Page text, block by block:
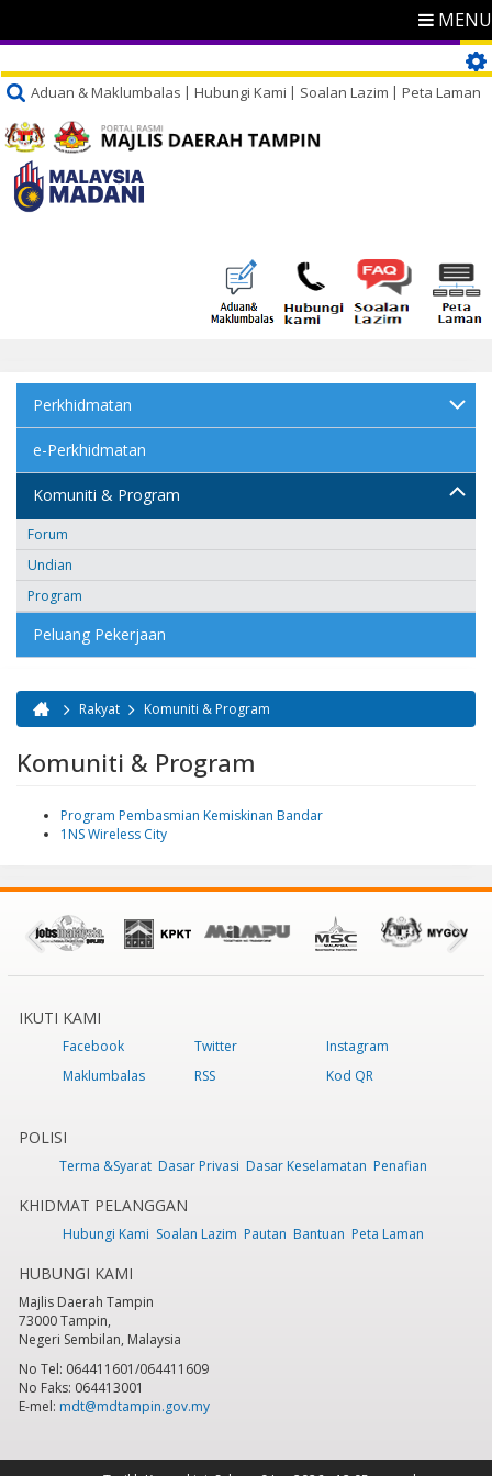
MENU
Aduan & Maklumbalas Hubungi Kami Soalan Lazim Peta Laman
Perkhidmatan
e-Perkhidmatan
Komuniti & Program
Forum
Undian
Program
Peluang Pekerjaan
Anda di sini
Rakyat Komuniti & Program
Komuniti & Program
Program Pembasmian Kemiskinan Bandar
1NS Wireless City
IKUTI KAMI
Facebook Twitter
Instagram
Maklumbalas
RSS Kod QR
POLISI
Terma &Syarat Dasar Privasi Dasar Keselamatan Penafian
KHIDMAT PELANGGAN
Hubungi Kami Soalan Lazim Pautan Bantuan Peta Laman
HUBUNGI KAMI
Majlis Daerah Tampin
73000 Tampin,
Negeri Sembilan, Malaysia
No Tel: 064411601/064411609
No Faks: 064413001
E-mel: mdt@mdtampin.gov.my